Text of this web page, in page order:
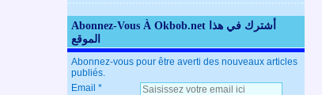
Abonnez-Vous À Okbob.net أشترك في هذا
الموقع
Abonnez-vous pour être averti des nouveaux articles
publiés.
Email